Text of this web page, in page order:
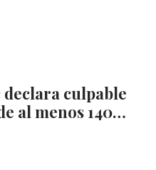
culpable
al menos 140…